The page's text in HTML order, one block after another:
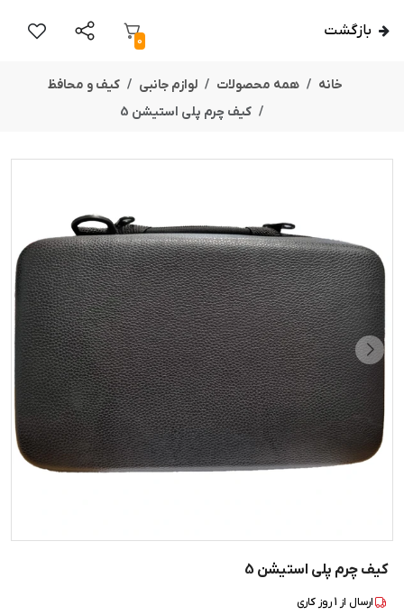
بازگشت
0
خانه همه محصولات لوازم جانبی
کیف و محافظ
کیف چرم پلی استیشن 5
کیف چرم پلی استیشن 5
ارسال از 1روز کاری